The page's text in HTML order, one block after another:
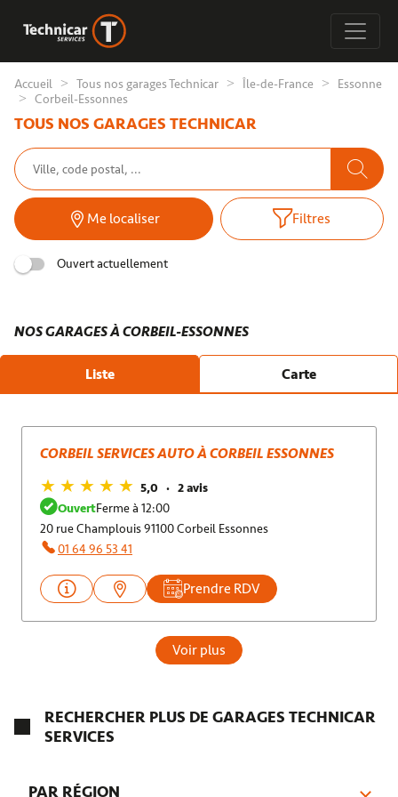
Accueil Tous nos garages Technicar Île-de-France
Essonne
Corbeil-Essonnes
TOUS NOS GARAGES TECHNICAR
Me localiser Filtres
Ouvert actuellement
NOS GARAGES À CORBEIL-ESSONNES
Liste Carte
CORBEIL SERVICES AUTO À CORBEIL ESSONNES
5,0
2 avis
OuvertFerme à 12:00
20 rue Champlouis 91100 Corbeil Essonnes
01 64 96 53 41
Prendre RDV
Voir plus
RECHERCHER PLUS DE GARAGES TECHNICAR
SERVICES
PAR RÉGION